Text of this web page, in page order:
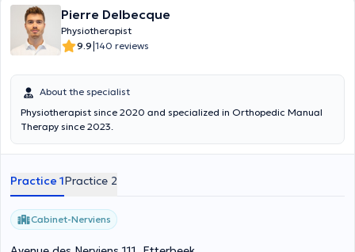
Pierre Delbecque
Physiotherapist
9.9|140 reviews
About the specialist
Physiotherapist since 2020 and specialized in Orthopedic Manual
Therapy since 2023.
Practice 1Practice 2
Cabinet-Nerviens